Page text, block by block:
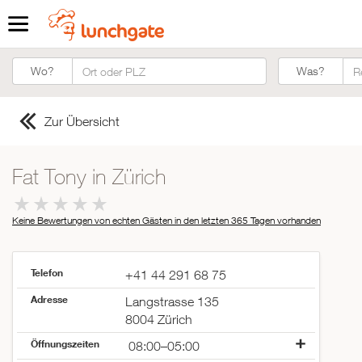
ZUR STARTSEITE
Wo? Was?Was?
Zur Übersicht
Fat Tony in Zürich
Keine Bewertungen von echten Gästen in den letzten 365 Tagen vorhanden
Telefon +41 44 291 68 75
Adresse
Langstrasse 135
8004 Zürich
Öffnungszeiten
08:00–05:00